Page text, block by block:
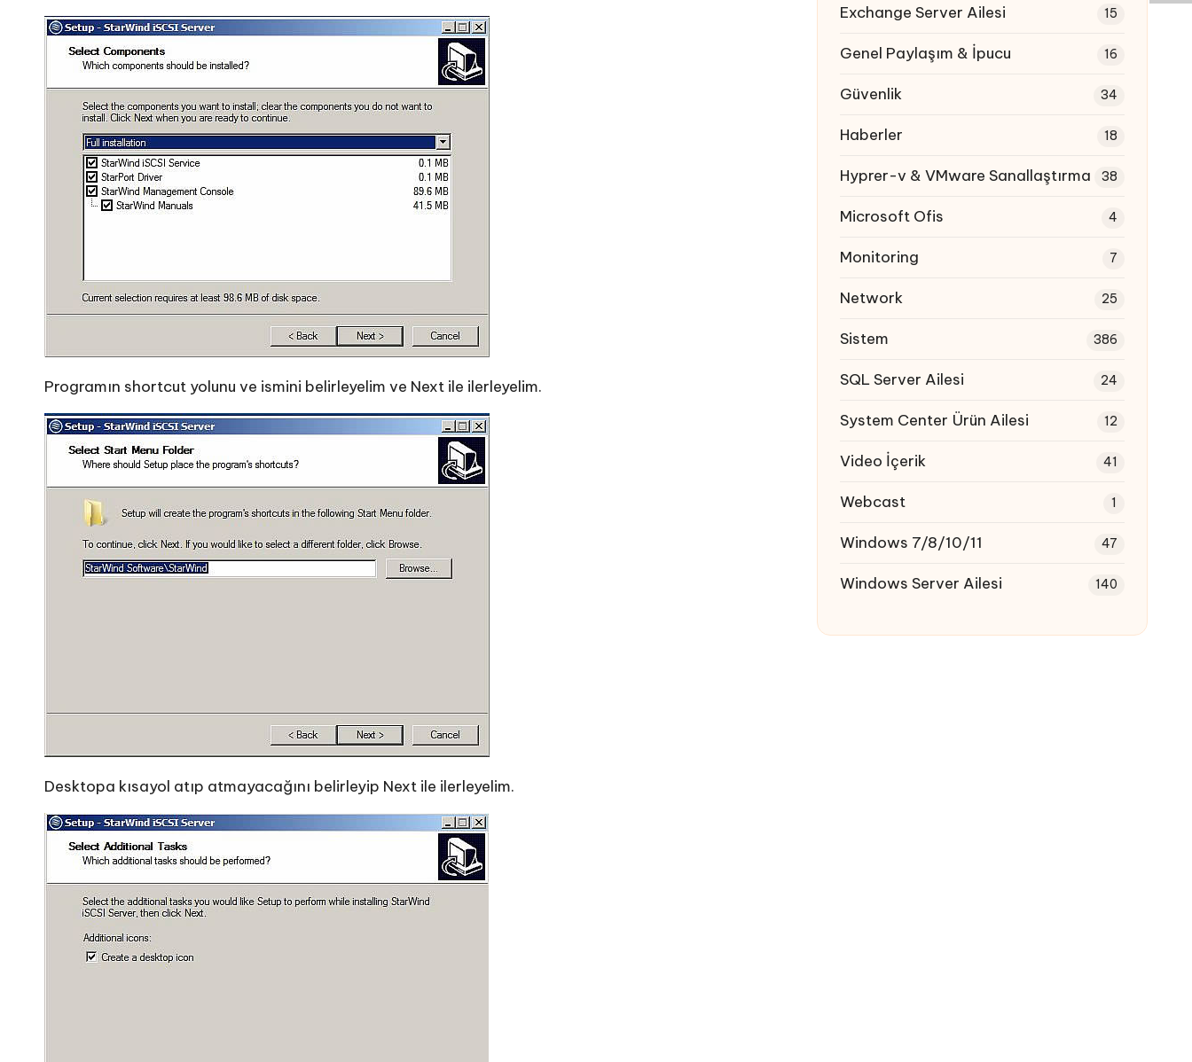
Programın shortcut yolunu ve ismini belirleyelim ve Next ile ilerleyelim.
Desktopa kısayol atıp atmayacağını belirleyip Next ile ilerleyelim.
Exchange Server Ailesi 15
Genel Paylaşım & İpucu 16
Güvenlik 34
Haberler 18
Hyprer-v & VMware Sanallaştırma 38
Microsoft Ofis 4
Monitoring 7
Network 25
Sistem 386
SQL Server Ailesi 24
System Center Ürün Ailesi 12
Video İçerik 41
Webcast 1
Windows 7/8/10/11 47
Windows Server Ailesi 140